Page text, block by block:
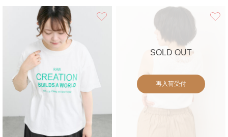
SOLD OUT
再入荷受付